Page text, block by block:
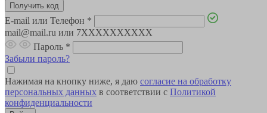
E-mail или Телефон *
mail@mail.ru или 7XXXXXXXXXX
Пароль *
Забыли пароль?
Нажимая на кнопку ниже, я даю согласие на обработку
персональных данных в соответствии с Политикой
конфиденциальности